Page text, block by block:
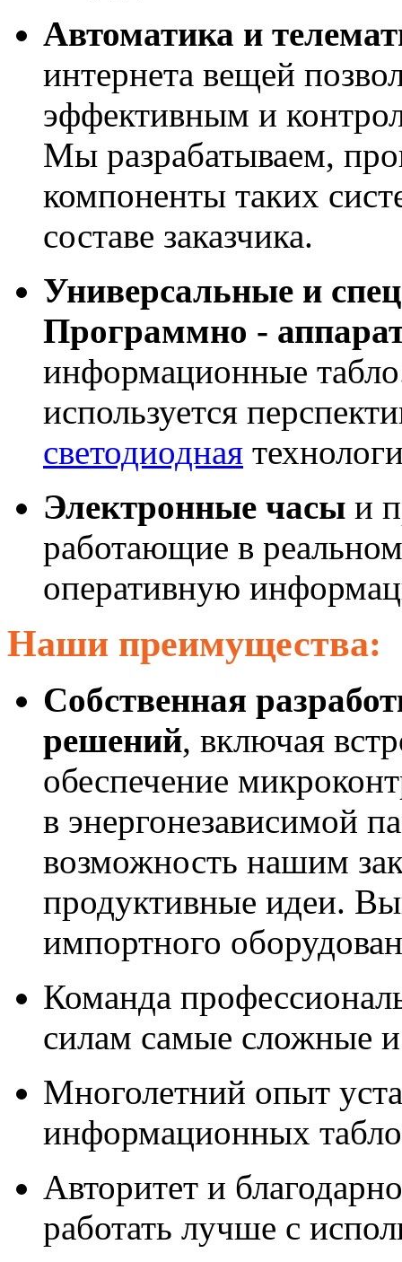
Автоматика и
интернета вещей
эффективным и
Мы разрабатываем,
компоненты таких
составе заказчика.
Универсальные и
Программно -
информационные
используется
светодиодная
Электронные часы и
работающие в
оперативную
Наши преимущества:
Собственная
решений, включая
обеспечение
в энергонезависимой
возможность нашим
продуктивные идеи.
импортного
Команда
силам самые сложные
Многолетний опыт
информационных
Авторитет и
работать лучше с